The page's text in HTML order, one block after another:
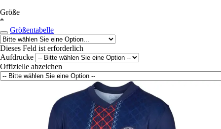
Größe
*
Größentabelle
Dieses Feld ist erforderlich
Aufdrucke
Offizielle abzeichen